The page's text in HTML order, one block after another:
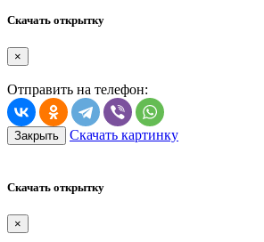
Скачать открытку
×
Отправить на телефон:
Закрыть Скачать картинку
Скачать открытку
×